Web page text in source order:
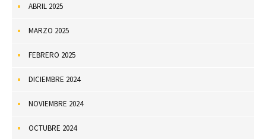
ABRIL 2025
MARZO 2025
FEBRERO 2025
DICIEMBRE 2024
NOVIEMBRE 2024
OCTUBRE 2024